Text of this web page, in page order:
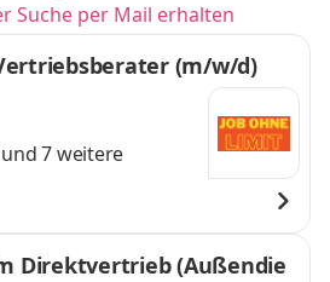
Suche per Mail erhalten
(m/w/d)
7 weitere
Direktvertrieb (Außendie